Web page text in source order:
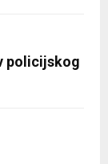
policijskog